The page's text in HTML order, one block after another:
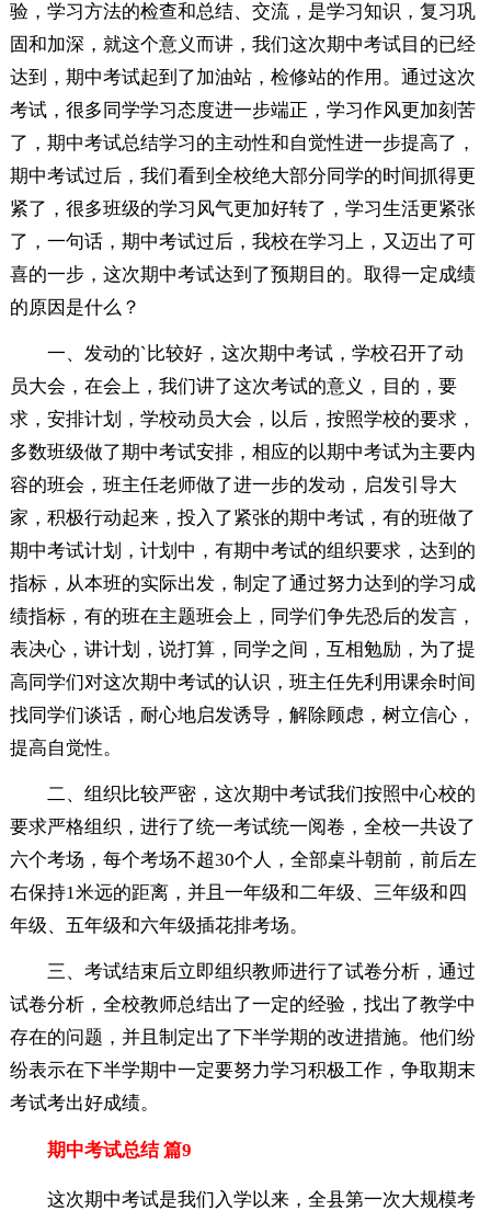
验，学习方法的检查和总结、交流，是学习知识，复习巩
固和加深，就这个意义而讲，我们这次期中考试目的已经
达到，期中考试起到了加油站，检修站的作用。通过这次
考试，很多同学学习态度进一步端正，学习作风更加刻苦
了，期中考试总结学习的主动性和自觉性进一步提高了，
期中考试过后，我们看到全校绝大部分同学的时间抓得更
紧了，很多班级的学习风气更加好转了，学习生活更紧张
了，一句话，期中考试过后，我校在学习上，又迈出了可
喜的一步，这次期中考试达到了预期目的。取得一定成绩
的原因是什么？
一、发动的`比较好，这次期中考试，学校召开了动
员大会，在会上，我们讲了这次考试的意义，目的，要
求，安排计划，学校动员大会，以后，按照学校的要求，
多数班级做了期中考试安排，相应的以期中考试为主要内
容的班会，班主任老师做了进一步的发动，启发引导大
家，积极行动起来，投入了紧张的期中考试，有的班做了
期中考试计划，计划中，有期中考试的组织要求，达到的
指标，从本班的实际出发，制定了通过努力达到的学习成
绩指标，有的班在主题班会上，同学们争先恐后的发言，
表决心，讲计划，说打算，同学之间，互相勉励，为了提
高同学们对这次期中考试的认识，班主任先利用课余时间
找同学们谈话，耐心地启发诱导，解除顾虑，树立信心，
提高自觉性。
二、组织比较严密，这次期中考试我们按照中心校的
要求严格组织，进行了统一考试统一阅卷，全校一共设了
六个考场，每个考场不超30个人，全部桌斗朝前，前后左
右保持1米远的距离，并且一年级和二年级、三年级和四
年级、五年级和六年级插花排考场。
三、考试结束后立即组织教师进行了试卷分析，通过
试卷分析，全校教师总结出了一定的经验，找出了教学中
存在的问题，并且制定出了下半学期的改进措施。他们纷
纷表示在下半学期中一定要努力学习积极工作，争取期末
考试考出好成绩。
期中考试总结 篇9
这次期中考试是我们入学以来，全县第一次大规模考